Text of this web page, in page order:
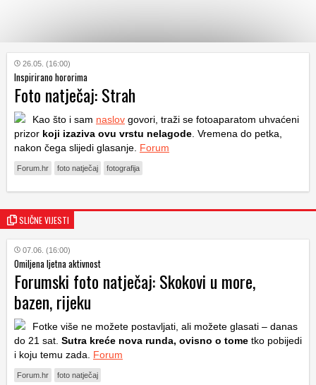
KATEGORIJE
HRVATSKI
WEB
26.05. (16:00)
Inspirirano hororima
Foto natječaj: Strah
Kao što i sam naslov govori, traži se fotoaparatom uhvaćeni
prizor koji izaziva ovu vrstu nelagode . Vremena do petka,
nakon čega slijedi glasanje. Forum
Forum.hr foto natječaj fotografija
SLIČNE VIJESTI
07.06. (16:00)
Omiljena ljetna aktivnost
Forumski foto natječaj: Skokovi u more,
bazen, rijeku
Fotke više ne možete postavljati, ali možete glasati – danas
do 21 sat. Sutra kreće nova runda, ovisno o tome tko pobijedi
i koju temu zada. Forum
Forum.hr foto natječaj